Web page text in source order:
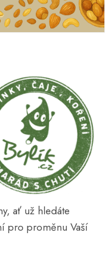
ať už hledáte
pro proměnu Vaší